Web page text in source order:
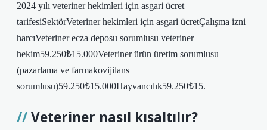
2024 yılı veteriner hekimleri için asgari ücret
tarifesiSektörVeteriner hekimleri için asgari ücretÇalışma izni
harcıVeteriner ecza deposu sorumlusu veteriner
hekim59.250₺15.000Veteriner ürün üretim sorumlusu
(pazarlama ve farmakovijilans
sorumlusu)59.250₺15.000Hayvancılık59.250₺15.
Veteriner nasıl kısaltılır?